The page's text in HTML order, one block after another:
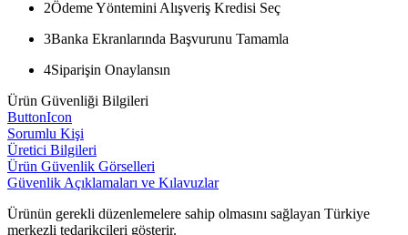
2Ödeme Yöntemini Alışveriş Kredisi Seç
3Banka Ekranlarında Başvurunu Tamamla
4Siparişin Onaylansın
Ürün Güvenliği Bilgileri
ButtonIcon
Sorumlu Kişi
Üretici Bilgileri
Ürün Güvenlik Görselleri
Güvenlik Açıklamaları ve Kılavuzlar
Ürünün gerekli düzenlemelere sahip olmasını sağlayan Türkiye
merkezli tedarikçileri gösterir.